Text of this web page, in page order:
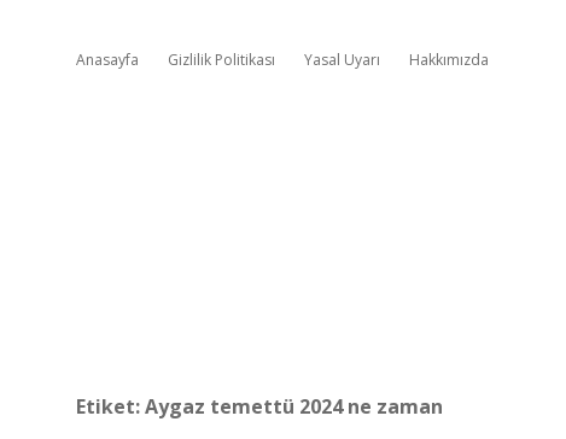
Anasayfa Gizlilik Politikası Yasal Uyarı Hakkımızda
Etiket:Aygaz temettü 2024 ne zaman